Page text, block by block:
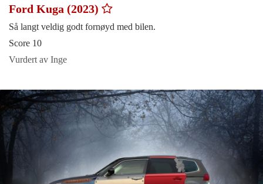
Ford Kuga (2023)
Så langt veldig godt fornøyd med bilen.
Score 10
Vurdert av Inge